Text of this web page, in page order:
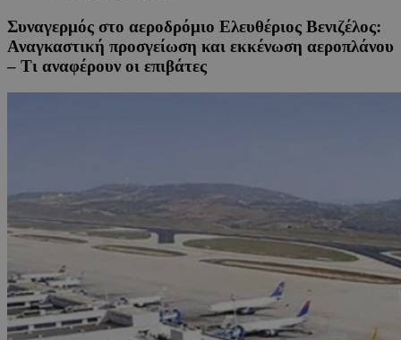
Συναγερμός στο αεροδρόμιο Ελευθέριος Βενιζέλος:
Αναγκαστική προσγείωση και εκκένωση αεροπλάνου
– Τι αναφέρουν οι επιβάτες